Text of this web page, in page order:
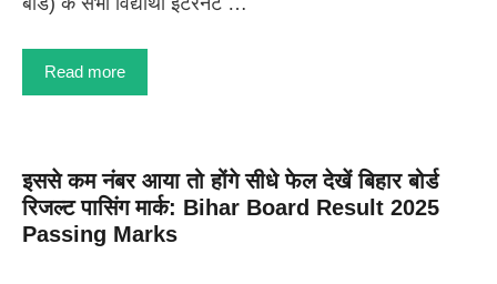
Read more
इससे कम नंबर आया तो होंगे सीधे फेल देखें बिहार बोर्ड
रिजल्ट पासिंग मार्क: Bihar Board Result 2025
Passing Marks